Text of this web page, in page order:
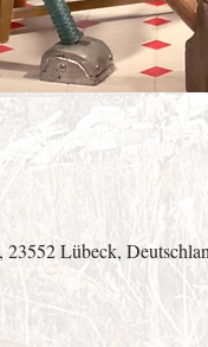
23552 Lübeck,